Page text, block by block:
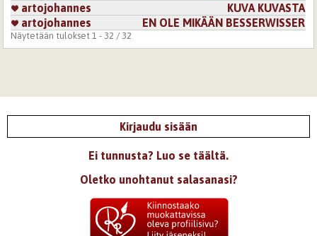
artojohannes
KUVA KUVASTA
artojohannes
EN OLE MIKÄÄN BESSERWISSER
Näytetään tulokset 1 - 32 / 32
Kirjaudu sisään
Ei tunnusta? Luo se täältä.
Oletko unohtanut salasanasi?